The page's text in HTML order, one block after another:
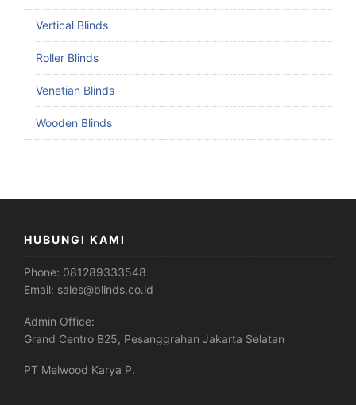
Vertical Blinds
Roller Blinds
Venetian Blinds
Wooden Blinds
HUBUNGI KAMI
Phone: 081289333548
Email: sales@blinds.co.id
Admin Office:
Grand Centro B25, Pesanggrahan Jakarta Selatan
PT Melwood Karya P.